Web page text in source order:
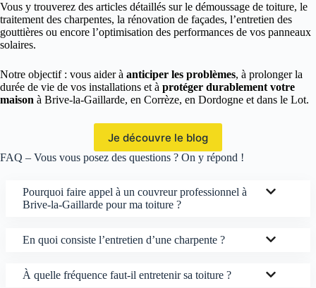
Vous y trouverez des articles détaillés sur le démoussage de toiture, le
traitement des charpentes, la rénovation de façades, l’entretien des
gouttières ou encore l’optimisation des performances de vos panneaux
solaires.
Notre objectif : vous aider à anticiper les problèmes, à prolonger la
durée de vie de vos installations et à protéger durablement votre
maison à Brive-la-Gaillarde, en Corrèze, en Dordogne et dans le Lot.
Je découvre le blog
FAQ – Vous vous posez des questions ? On y répond !
Pourquoi faire appel à un couvreur professionnel à
Brive-la-Gaillarde pour ma toiture ?
En quoi consiste l’entretien d’une charpente ?
À quelle fréquence faut-il entretenir sa toiture ?